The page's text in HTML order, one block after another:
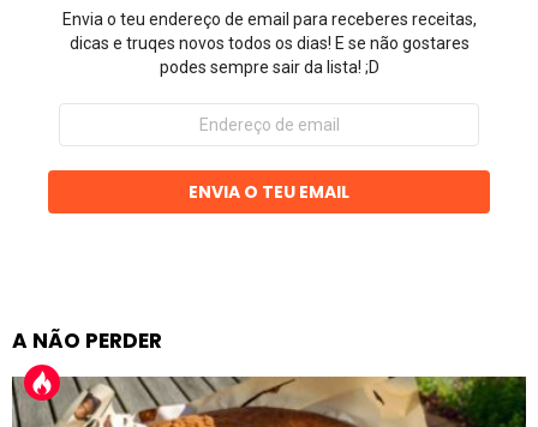
Envia o teu endereço de email para receberes receitas,
dicas e truqes novos todos os dias! E se não gostares
podes sempre sair da lista! ;D
Endereço
email
ENVIA O TEU EMAIL
A NÃO PERDER